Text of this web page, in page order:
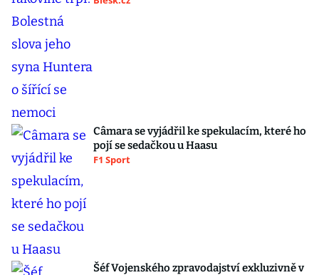
Câmara se vyjádřil ke spekulacím, které ho
pojí se sedačkou u Haasu
F1 Sport
Šéf Vojenského zpravodajství exkluzivně v